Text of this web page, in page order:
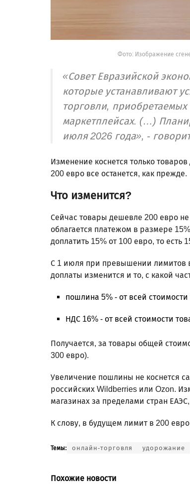
Фото: Изображение
«Совет Евразийской
которые устанавливают
торговли,
маркетплейсах. (…)
июля 2026 года», -
Изменение коснется только
200 евро все останется, как прежде.
Что изменится?
Сейчас товары дешевле 200 евро
облагается платежом в размере
доплатить 15% от 100 евро, то есть
С 1 июля при превышении лимитов
доплаты изменится и то, с какой
пошлина 5% - от всей стоимости
НДС 16% - от всей стоимости
Получается, за товары общей
300 евро).
Увеличение пошлины не коснется
российских Wildberries или Ozon.
магазинах за пределами стран
К слову, в будущем лимит в 200
Темы: онлайн-торговля удорожание
Похожие новости